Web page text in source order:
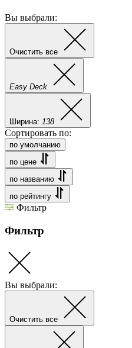
Вы выбрали:
Очистить все
Easy Deck
Ширина: 138
Сортировать по:
по умолчанию
по цене
по названию
по рейтингу
Фильтр
Фильтр
Вы выбрали:
Очистить все